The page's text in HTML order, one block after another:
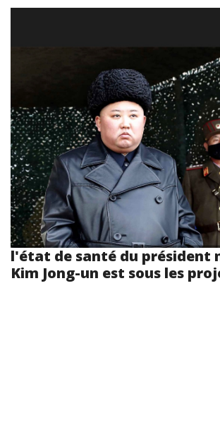
l'état de santé du président
Kim Jong-un est sous les